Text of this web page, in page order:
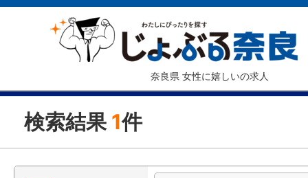
奈良県 女性に嬉しいの求人
検索結果 1件